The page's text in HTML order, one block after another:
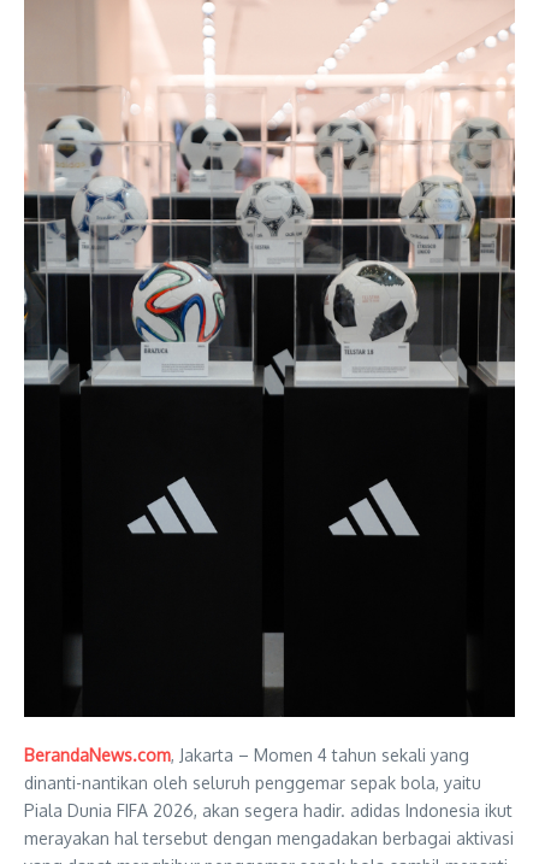
BerandaNews.com, Jakarta – Momen 4 tahun sekali yang
dinanti-nantikan oleh seluruh penggemar sepak bola, yaitu
Piala Dunia FIFA 2026, akan segera hadir. adidas Indonesia ikut
merayakan hal tersebut dengan mengadakan berbagai aktivasi